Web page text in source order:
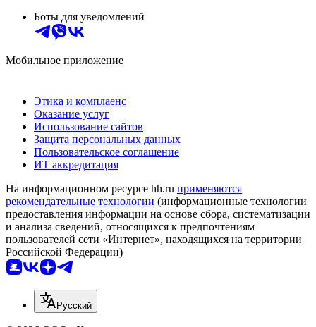
Боты для уведомлений
Мобильное приложение
Этика и комплаенс
Оказание услуг
Использование сайтов
Защита персональных данных
Пользовательское соглашение
ИТ аккредитация
На информационном ресурсе hh.ru применяются
рекомендательные технологии (информационные технологии
предоставления информации на основе сбора, систематизации
и анализа сведений, относящихся к предпочтениям
пользователей сети «Интернет», находящихся на территории
Российской Федерации)
Русский